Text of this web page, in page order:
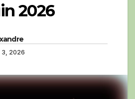
2026
3, 2026